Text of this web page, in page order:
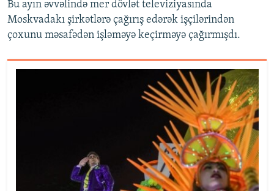
Bu ayın əvvəlində mer dövlət televiziyasında
Moskvadakı şirkətlərə çağırış edərək işçilərindən
çoxunu məsafədən işləməyə keçirməyə çağırmışdı.